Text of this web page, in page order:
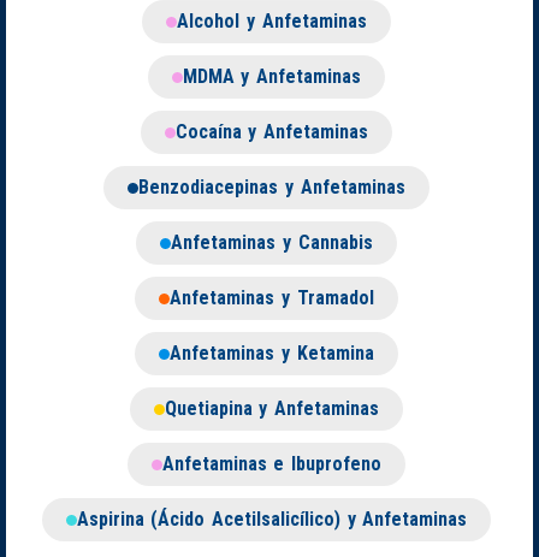
Alcohol y Anfetaminas
MDMA y Anfetaminas
Cocaína y Anfetaminas
Benzodiacepinas y Anfetaminas
Anfetaminas y Cannabis
Anfetaminas y Tramadol
Anfetaminas y Ketamina
Quetiapina y Anfetaminas
Anfetaminas e Ibuprofeno
Aspirina (Ácido Acetilsalicílico) y Anfetaminas